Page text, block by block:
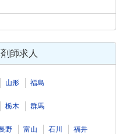
師求人
山形
福島
栃木
群馬
野 富山 石川
福井